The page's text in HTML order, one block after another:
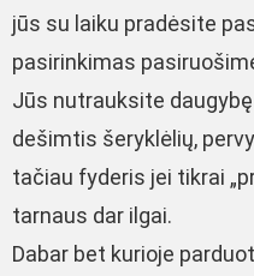
jūs su laiku pradėsite
pasirinkimas
Jūs nutrauksite
dešimtis šeryklėlių,
tačiau fyderis jei tikrai
tarnaus dar ilgai.
Dabar bet kurioje